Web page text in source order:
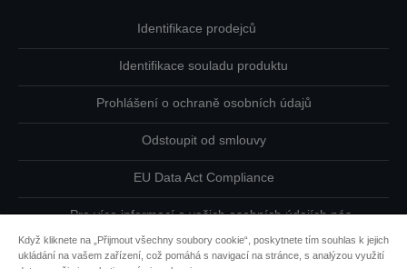
Identifikace prodejců
Identifikace souladu produktu
Prohlášení o ochraně osobních údajů
Odstoupit od smlouvy
EU Data Act Compliance
Pro více informací o vašich osobních údajích nás
Když kliknete na „Přijmout všechny soubory cookie“, poskytnete tím souhlas k jejich
ukládání na vašem zařízení, což pomáhá s navigací na stránce, s analýzou využití